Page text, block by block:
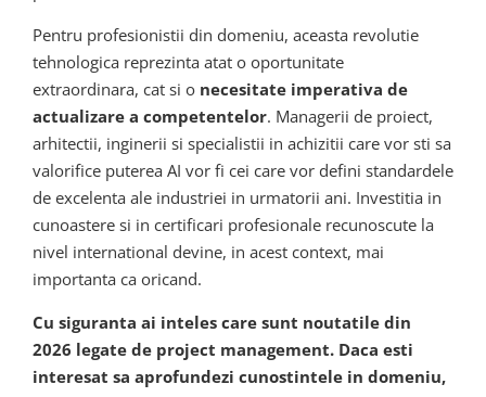
Pentru profesionistii din domeniu, aceasta revolutie
tehnologica reprezinta atat o oportunitate
extraordinara, cat si o necesitate imperativa de
actualizare a competentelor. Managerii de proiect,
arhitectii, inginerii si specialistii in achizitii care vor sti sa
valorifice puterea AI vor fi cei care vor defini standardele
de excelenta ale industriei in urmatorii ani. Investitia in
cunoastere si in certificari profesionale recunoscute la
nivel international devine, in acest context, mai
importanta ca oricand.
Cu siguranta ai inteles care sunt noutatile din
2026 legate de project management. Daca esti
interesat sa aprofundezi cunostintele in domeniu,